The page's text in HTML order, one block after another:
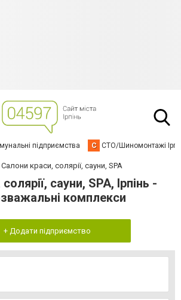
підприємства С СТО/Шиномонтажі
Салони краси, солярії, сауни, SPA
сауни, SPA, Ірпінь -
комплекси
+ Додати підприємство